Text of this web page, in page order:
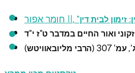
חומר אפור II
ואור החיים במדבר ט"ז י"ד
מליובאוויטש)